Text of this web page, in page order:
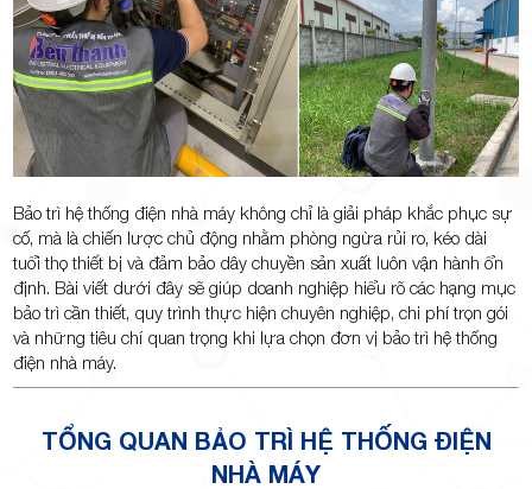
TP.Thủ
Đức,
TP.HCM
Bảo trì hệ thống điện nhà máy không chỉ là giải pháp khắc phục sự
cố, mà là chiến lược chủ động nhằm phòng ngừa rủi ro, kéo dài
tuổi thọ thiết bị và đảm bảo dây chuyền sản xuất luôn vận hành ổn
định. Bài viết dưới đây sẽ giúp doanh nghiệp hiểu rõ các hạng mục
bảo trì cần thiết, quy trình thực hiện chuyên nghiệp, chi phí trọn gói
và những tiêu chí quan trọng khi lựa chọn đơn vị bảo trì hệ thống
điện nhà máy.
TỔNG QUAN BẢO TRÌ HỆ THỐNG ĐIỆN
NHÀ MÁY